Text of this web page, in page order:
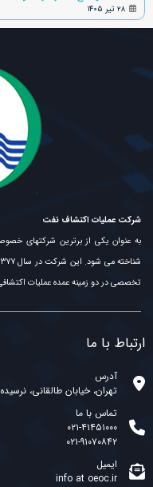
۲۸ تیر ۱۴۰۵
شرکت عملیات اکتشاف نفت
به عنوان یکی از برترین شرکتهای
تخصصی در دو زمینه عمده عملیات
ارتباط با ما
آدرس
تهران، خیابان طالقانی، نرسیده
تماس با ما
۰۲۱-۴۱۴۵۱۰۰۰
۰۲۱-۹۱۰۷۰۸۴۲
ایمیل
info at oeoc.ir